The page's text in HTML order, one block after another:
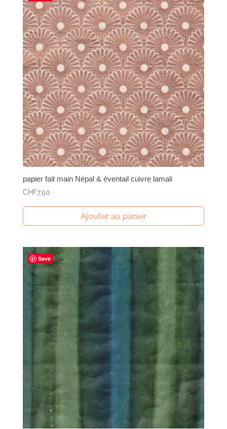
papier fait main Népal & éventail cuivre lamali
CHF7.50
Ajouter au panier
Save